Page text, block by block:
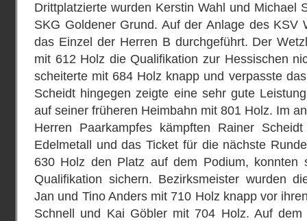
Drittplatzierte wurden Kerstin Wahl und Michael
SKG Goldener Grund. Auf der Anlage des KSV
das Einzel der Herren B durchgeführt. Der
mit 612 Holz die Qualifikation zur Hessischen
scheiterte mit 684 Holz knapp und verpasste
Scheidt hingegen zeigte eine sehr gute
auf seiner früheren Heimbahn mit 801 Holz. Im
Herren Paarkampfes kämpften Rainer
Edelmetall und das Ticket für die nächste
630 Holz den Platz auf dem Podium,
Qualifikation sichern. Bezirksmeister wurden
Jan und Tino Anders mit 710 Holz knapp vor
Schnell und Kai Göbler mit 704 Holz. Auf